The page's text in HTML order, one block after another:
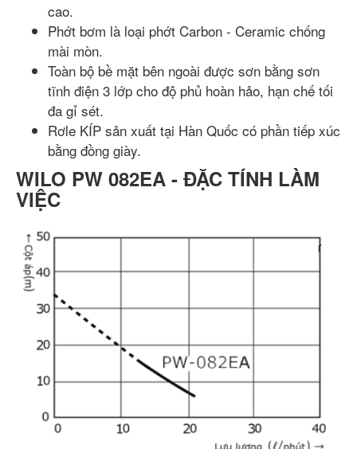
cao.
Phớt bơm là loại phớt Carbon - Ceramic chống
mài mòn.
Toàn bộ bề mặt bên ngoài được sơn bằng sơn
tĩnh điện 3 lớp cho độ phủ hoàn hảo, hạn chế tối
đa gỉ sét.
Rơle KÍP sản xuất tại Hàn Quốc có phần tiếp xúc
bằng đồng giày.
WILO PW 082EA - ĐẶC TÍNH LÀM
VIỆC